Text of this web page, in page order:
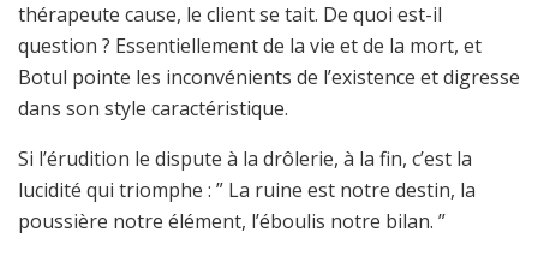
thérapeute cause, le client se tait. De quoi est-il
question ? Essentiellement de la vie et de la mort, et
Botul pointe les inconvénients de l’existence et digresse
dans son style caractéristique.
Si l’érudition le dispute à la drôlerie, à la fin, c’est la
lucidité qui triomphe : ” La ruine est notre destin, la
poussière notre élément, l’éboulis notre bilan. ”